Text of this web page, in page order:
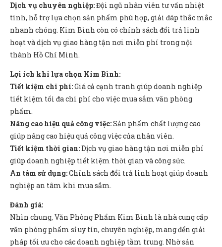
Dịch vụ chuyên nghiệp:Đội ngũ nhân viên tư vấn nhiệt
tình, hỗ trợ lựa chọn sản phẩm phù hợp, giải đáp thắc mắc
nhanh chóng. Kim Bình còn có chính sách đổi trả linh
hoạt và dịch vụ giao hàng tận nơi miễn phí trong nội
thành Hồ Chí Minh.
Lợi ích khi lựa chọn Kim Bình:
Tiết kiệm chi phí:Giá cả cạnh tranh giúp doanh nghiệp
tiết kiệm tối đa chi phí cho việc mua sắm văn phòng
phẩm.
Nâng cao hiệu quả công việc:Sản phẩm chất lượng cao
giúp nâng cao hiệu quả công việc của nhân viên.
Tiết kiệm thời gian:Dịch vụ giao hàng tận nơi miễn phí
giúp doanh nghiệp tiết kiệm thời gian và công sức.
An tâm sử dụng:Chính sách đổi trả linh hoạt giúp doanh
nghiệp an tâm khi mua sắm.
Đánh giá:
Nhìn chung, Văn Phòng Phẩm Kim Bình là nhà cung cấp
văn phòng phẩm sỉ uy tín, chuyên nghiệp, mang đến giải
pháp tối ưu cho các doanh nghiệp tầm trung. Nhờ sản